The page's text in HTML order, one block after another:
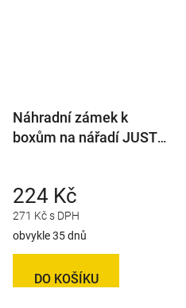
Náhradní zámek k
boxům na nářadí JUST
271 Kč s DPH
224 Kč
obvykle 35 dnů
DO KOŠÍKU